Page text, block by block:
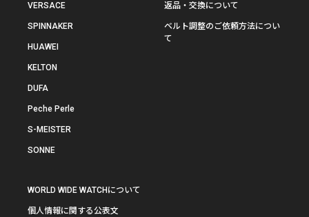
VERSACE
SPINNAKER
HUAWEI
KELTON
DUFA
Peche Perle
S-MEISTER
SONNE
返品・交換について
ベルト調整のご依頼方法につい
て
WORLD WIDE WATCHについて
個人情報に関する公表文